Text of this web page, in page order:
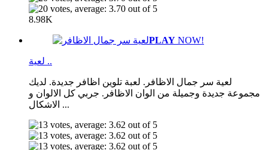
8.98K
PLAY NOW!
لعية ..
لعية سر جمال الاظافر. لعبة تلوين اظافر جديدة. لديك
مجموعة جديدة وجميلة من الوان الاظافر. جربي كل الالوان و
الاشكال ...